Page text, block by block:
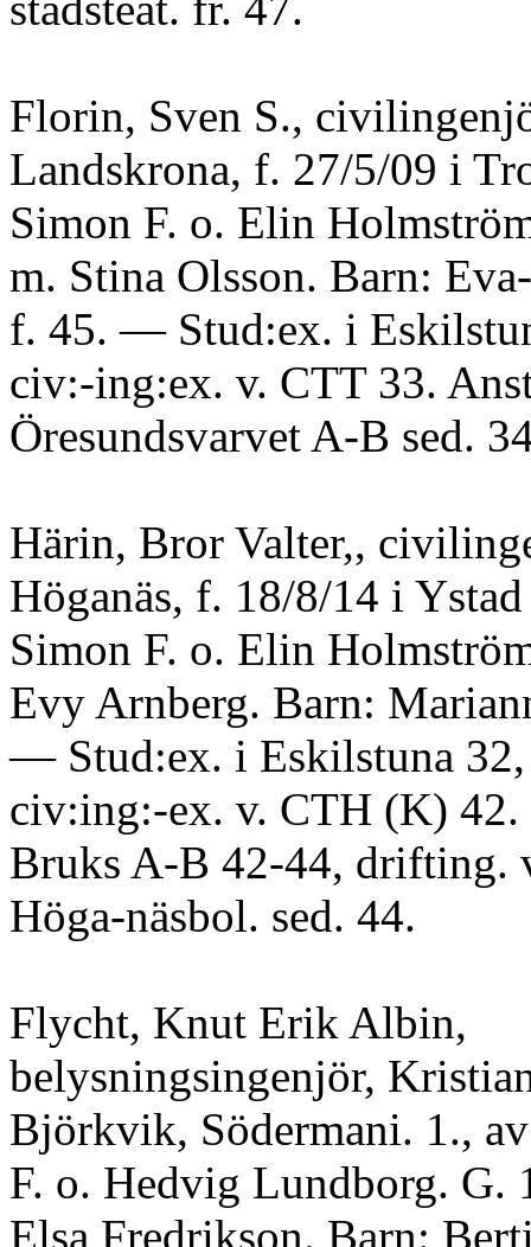
Florin, Sven S.,
Landskrona, f. 27/5/09 i
Simon F. o. Elin
m. Stina Olsson. Barn:
f. 45. — Stud:ex. i
civ:-ing:ex. v. CTT 33.
Öresundsvarvet A-B sed.
Härin, Bror Valter,,
Höganäs, f. 18/8/14 i
Simon F. o. Elin
Evy Arnberg. Barn:
— Stud:ex. i Eskilstuna 32,
civ:ing:-ex. v. CTH (K)
Bruks A-B 42-44, drifting.
Höga-näsbol. sed. 44.
Flycht, Knut Erik Albin,
belysningsingenjör,
Björkvik, Södermani. 1.,
F. o. Hedvig Lundborg. G.
Elsa Fredrikson. Barn: